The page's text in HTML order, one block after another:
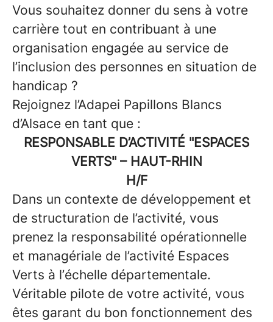
Vous souhaitez donner du sens à votre
carrière tout en contribuant à une
organisation engagée au service de
l’inclusion des personnes en situation de
handicap ?
Rejoignez l’Adapei Papillons Blancs
d’Alsace en tant que :
RESPONSABLE D’ACTIVITÉ "ESPACES
VERTS" – HAUT-RHIN
H/F
Dans un contexte de développement et
de structuration de l’activité, vous
prenez la responsabilité opérationnelle
et managériale de l’activité Espaces
Verts à l’échelle départementale.
Véritable pilote de votre activité, vous
êtes garant du bon fonctionnement des